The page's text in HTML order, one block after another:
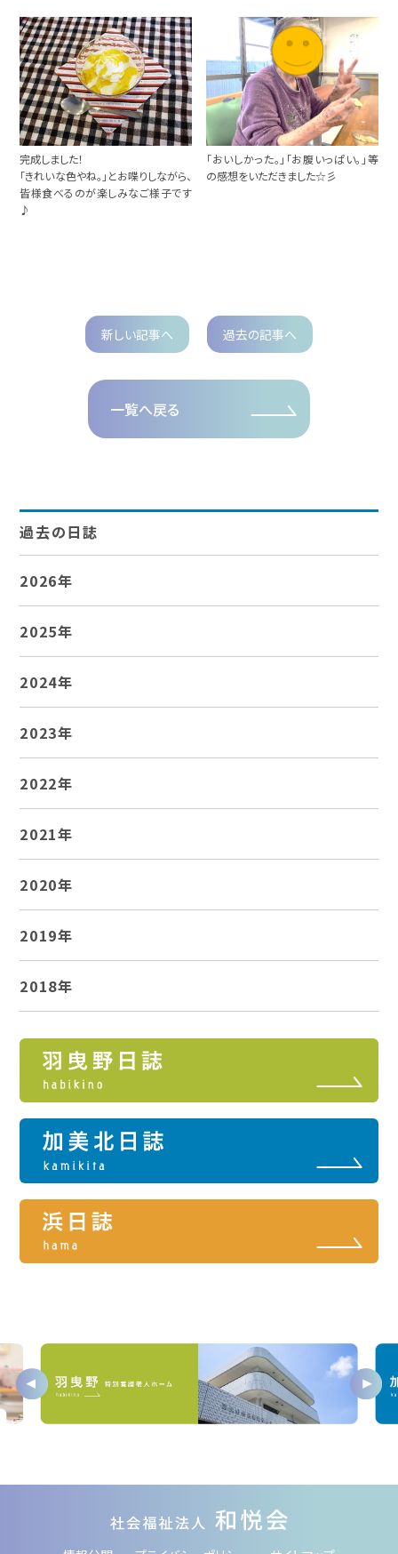
完成しました！
「きれいな色やね。」とお喋りしながら、
皆様食べるのが楽しみなご様子です
♪
「おいしかった。」「お腹いっぱい。」等
の感想をいただきました☆彡
新しい記事へ 過去の記事へ
一覧へ戻る
過去の日誌
2026年
2025年
2024年
2023年
2022年
2021年
2020年
2019年
2018年